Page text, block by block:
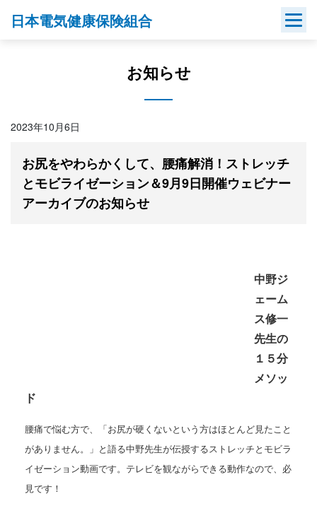
日本電気健康保険組合
お知らせ
2023年10月6日
お尻をやわらかくして、腰痛解消！ストレッチ
とモビライゼーション＆9月9日開催ウェビナー
アーカイブのお知らせ
中野ジ
ェーム
ス修一
先生の
１５分
メソッ
ド
腰痛で悩む方で、「お尻が硬くないという方はほとんど見たこと
がありません。」と語る中野先生が伝授するストレッチとモビラ
イゼーション動画です。テレビを観ながらできる動作なので、必
見です！